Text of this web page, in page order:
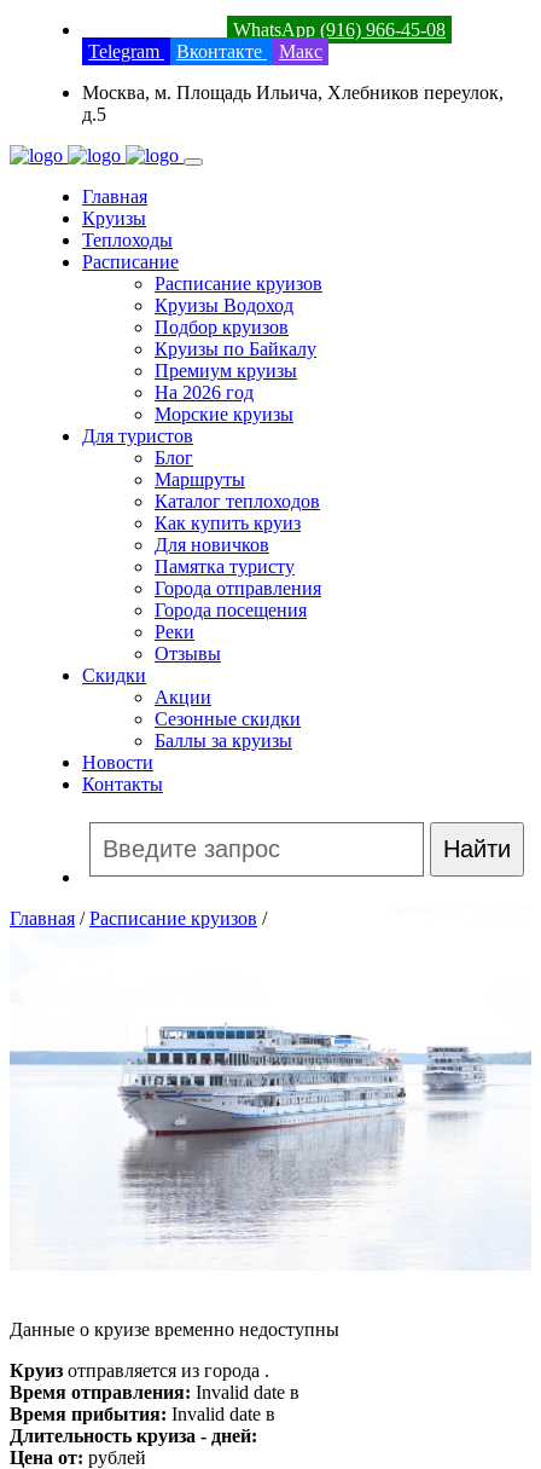
WhatsApp (916) 966-45-08
Telegram
Вконтакте
Макс
Москва, м. Площадь Ильича, Хлебников переулок,
д.5
Главная
Круизы
Теплоходы
Расписание
Расписание круизов
Круизы Водоход
Подбор круизов
Круизы по Байкалу
Премиум круизы
На 2026 год
Морские круизы
Для туристов
Блог
Маршруты
Каталог теплоходов
Как купить круиз
Для новичков
Памятка туристу
Города отправления
Города посещения
Реки
Отзывы
Скидки
Акции
Сезонные скидки
Баллы за круизы
Новости
Контакты
Главная /Расписание круизов /
Данные о круизе временно недоступны
Круиз отправляется из города .
Время отправления: Invalid date в
Время прибытия: Invalid date в
Длительность круиза - дней:
Цена от: рублей